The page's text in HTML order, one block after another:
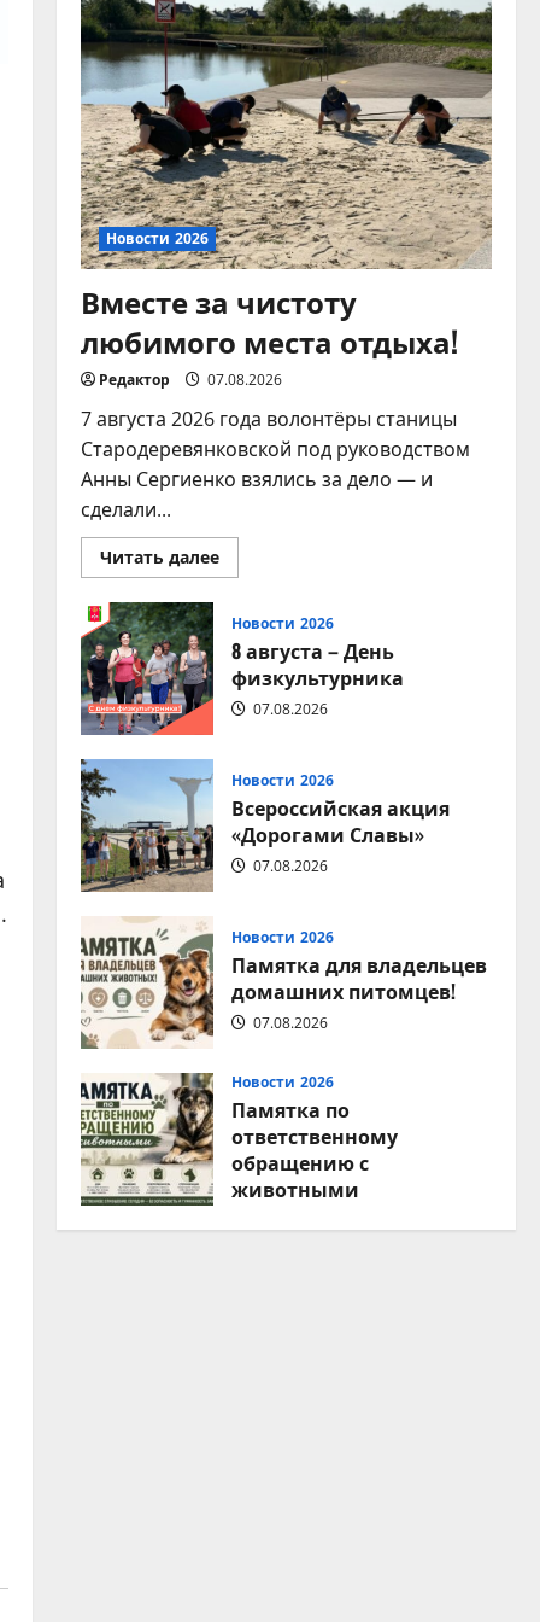
4
домашних питомцев!
07.08.2026
5
Новости 2026
Памятка по
ответственному
обращению с
животными
07.08.2026
Новости 2026
Вместе за чистоту
любимого места отдыха!
Редактор 07.08.2026
7 августа 2026 года волонтёры станицы
Стародеревянковской под руководством
Анны Сергиенко взялись за дело — и
сделали...
Читать далееПрочитать
больше
за
чистоту
любимого
места
отдыха!
Новости 2026
8 августа – День
физкультурника
07.08.2026
Новости 2026
Всероссийская акция
«Дорогами Славы»
07.08.2026
Новости 2026
Памятка для владельцев
домашних питомцев!
07.08.2026
Новости 2026
Памятка по
ответственному
обращению с
животными